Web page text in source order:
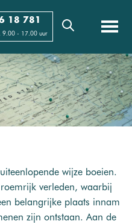
18 781
9.00 - 17.00 uur
wijze boeien.
verleden, waarbij
belangrijke plaats innam
zijn ontstaan. Aan de